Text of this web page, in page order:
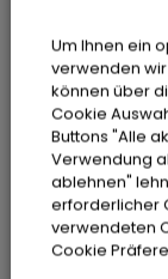
und
Um Ihnen ein
verwenden
können über
Cookie
Buttons "Alle
Verwendung
ablehnen"
erforderlicher
verwendeten
Cookie